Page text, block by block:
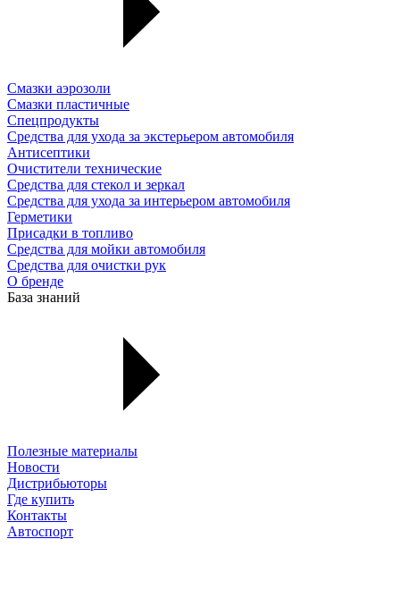
Смазки аэрозоли
Смазки пластичные
Спецпродукты
Средства для ухода за экстерьером автомобиля
Антисептики
Очистители технические
Средства для стекол и зеркал
Средства для ухода за интерьером автомобиля
Герметики
Присадки в топливо
Средства для мойки автомобиля
Средства для очистки рук
О бренде
База знаний
Полезные материалы
Новости
Дистрибьюторы
Где купить
Контакты
Автоспорт